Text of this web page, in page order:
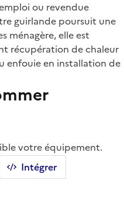
Intégrer
ou revendue
guirlande poursuit une
ménagère, elle est
récupération de chaleur
enfouie en installation de
votre équipement.